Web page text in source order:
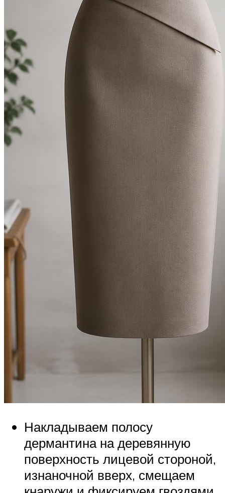
Накладываем полосу
дермантина на деревянную
поверхность лицевой стороной,
изнаночной вверх, смещаем